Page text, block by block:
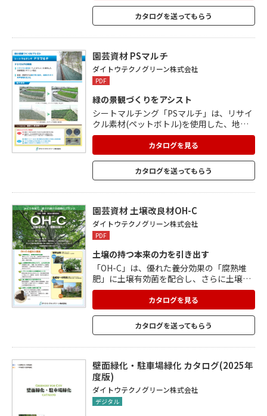
散種子がシート上で発芽・生育することは
ありません。 裏面を黒くしているため、土
シート原料に耐候剤を添加しているため、
長期にわたりマルチング機能を保ちます。
カタログを送ってもらう
園芸資材 PSマルチ
ダイトウテクノグリーン株式会社
PDF
緑の景観づくりをアシスト
シートマルチング「PSマルチ」は、リサイ
クル素材(ペットボトル)を使用した、地球
にやさしい製品です。 軽量で柔軟なため施
工性に優れ、長期にわたり除草管理を省略
化できます。 「固定ピン用 防草パッド」
は、固定ピン用に規格化された形状によ
り、安定した防草効果を発揮。 PSマルチの
ウト。
カタログを見る
カタログを送ってもらう
園芸資材 土壌改良材OH-C
ダイトウテクノグリーン株式会社
PDF
土壌の持つ本来の力を引き出す
「OH-C」は、優れた養分効果の「腐熟堆
肥」に土壌有効菌を配合し、さらに土壌の
物理性改善に高い効果を示す「パーライ
ト」をプラスした 有機無機複合土壌改良材
です。 有機成分が豊富に含まれた高栄養腐
熟堆肥のはたらきで、発根を促し、植物の
生育を促進。 土壌微生物を活性化させるこ
ることで、通気性・排水性・保水性のバラ
ンスの取れた土壌構造をつくります。
カタログを見る
カタログを送ってもらう
壁面緑化・駐車場緑化 カタログ(2025年
度版)
ダイトウテクノグリーン株式会社
デジタル